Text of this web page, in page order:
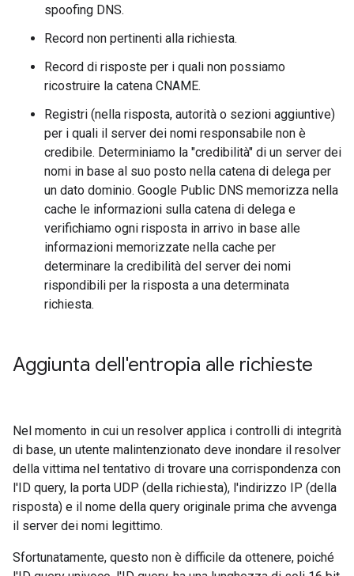
spoofing DNS.
Record non pertinenti alla richiesta.
Record di risposte per i quali non possiamo
ricostruire la catena CNAME.
Registri (nella risposta, autorità o sezioni aggiuntive)
per i quali il server dei nomi responsabile non è
credibile. Determiniamo la "credibilità" di un server dei
nomi in base al suo posto nella catena di delega per
un dato dominio. Google Public DNS memorizza nella
cache le informazioni sulla catena di delega e
verifichiamo ogni risposta in arrivo in base alle
informazioni memorizzate nella cache per
determinare la credibilità del server dei nomi
rispondibili per la risposta a una determinata
richiesta.
Aggiunta dell'entropia alle richieste
Nel momento in cui un resolver applica i controlli di integrità
di base, un utente malintenzionato deve inondare il resolver
della vittima nel tentativo di trovare una corrispondenza con
l'ID query, la porta UDP (della richiesta), l'indirizzo IP (della
risposta) e il nome della query originale prima che avvenga
il server dei nomi legittimo.
Sfortunatamente, questo non è difficile da ottenere, poiché